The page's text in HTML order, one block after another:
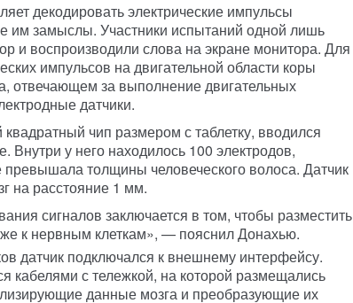
декодировать электрические импульсы
им замыслы. Участники испытаний одной лишь
и воспроизводили слова на экране монитора. Для
импульсов на двигательной области коры
отвечающем за выполнение двигательных
датчики.
чип размером с таблетку, вводился
Внутри у него находилось 100 электродов,
толщины человеческого волоса. Датчик
на расстояние 1 мм.
сигналов заключается в том, чтобы разместить
к нервным клеткам», — пояснил Донахью.
датчик подключался к внешнему интерфейсу.
кабелями с тележкой, на которой размещались
данные мозга и преобразующие их